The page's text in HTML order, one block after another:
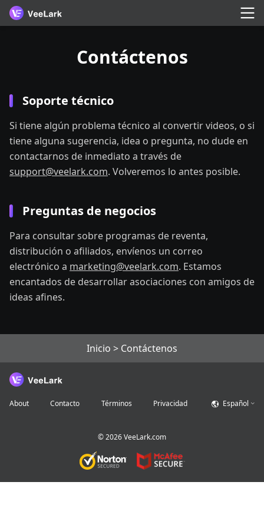
Contáctenos
Soporte técnico
Si tiene algún problema técnico al convertir videos, o si
tiene alguna sugerencia, idea o pregunta, no dude en
contactarnos de inmediato a través de
support@veelark.com. Volveremos lo antes posible.
Preguntas de negocios
Para consultar sobre programas de reventa,
distribución o afiliados, envíenos un correo
electrónico a marketing@veelark.com. Estamos
encantados de desarrollar asociaciones con amigos de
ideas afines.
Inicio > Contáctenos
About Contacto Términos Privacidad Español
©2026VeeLark.com